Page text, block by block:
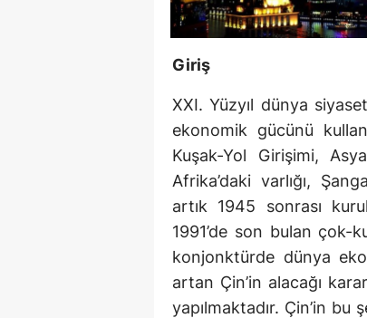
Giriş
XXI. Yüzyıl dünya
ekonomik gücünü
Kuşak-Yol Girişimi,
Afrika’daki varlığı,
artık 1945 sonrası
1991’de son bulan çok-
konjonktürde dünya
artan Çin’in alacağı
yapılmaktadır. Çin’in bu